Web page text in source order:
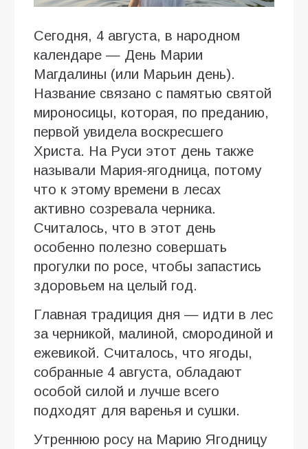
Сегодня, 4 августа, в народном
календаре — День Марии
Магдалины (или Марьин день).
Название связано с памятью святой
мироносицы, которая, по преданию,
первой увидела воскресшего
Христа. На Руси этот день также
называли Мария-ягодница, потому
что к этому времени в лесах
активно созревала черника.
Считалось, что в этот день
особенно полезно совершать
прогулки по росе, чтобы запастись
здоровьем на целый год.
Главная традиция дня — идти в лес
за черникой, малиной, смородиной и
ежевикой. Считалось, что ягоды,
собранные 4 августа, обладают
особой силой и лучше всего
подходят для варенья и сушки.
Утреннюю росу на Марию Ягодницу